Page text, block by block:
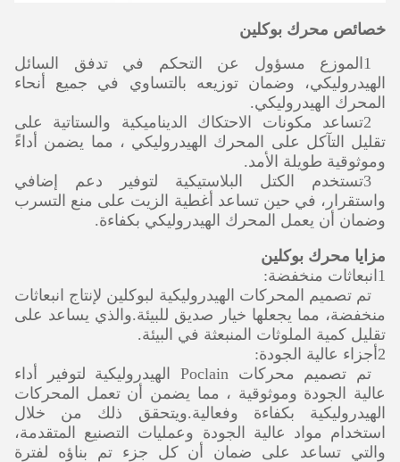
خصائص محرك بوكلين
1الموزع مسؤول عن التحكم في تدفق السائل
الهيدروليكي، وضمان توزيعه بالتساوي في جميع أنحاء
المحرك الهيدروليكي.
2تساعد مكونات الاحتكاك الديناميكية والستاتية على
تقليل التآكل على المحرك الهيدروليكي ، مما يضمن أداءً
وموثوقية طويلة الأمد.
3تستخدم الكتل البلاستيكية لتوفير دعم إضافي
واستقرار، في حين تساعد أغطية الزيت على منع التسرب
وضمان أن يعمل المحرك الهيدروليكي بكفاءة.
مزايا محرك بوكلين
1انبعاثات منخفضة:
تم تصميم المحركات الهيدروليكية لبوكلين لإنتاج انبعاثات
منخفضة، مما يجعلها خيار صديق للبيئة.والذي يساعد على
تقليل كمية الملوثات المنبعثة في البيئة.
2أجزاء عالية الجودة:
تم تصميم محركات Poclain الهيدروليكية لتوفير أداء
عالية الجودة وموثوقية ، مما يضمن أن تعمل المحركات
الهيدروليكية بكفاءة وفعالية.ويتحقق ذلك من خلال
استخدام مواد عالية الجودة وعمليات التصنيع المتقدمة،
والتي تساعد على ضمان أن كل جزء تم بناؤه لفترة